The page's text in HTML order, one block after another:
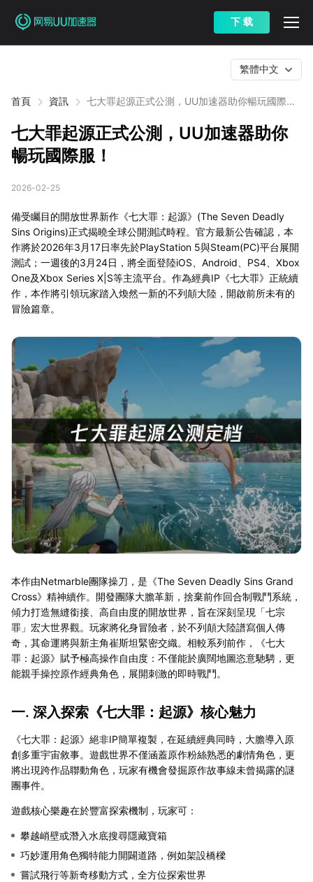
下 载
首頁 資訊
七大罪起源正式公測，UU加速器助你暢玩國際
繁體中文
七大罪起源正式公測，UU加速器助你
暢玩國際服！
2026-02-25
備受矚目的開放世界新作《七大罪：起源》(The Seven Deadly
Sins Origins)正式揭曉全球公開測試時程。官方最新公告確認，本
作將於2026年3月17日率先於PlayStation 5與Steam(PC)平台展開
測試；一週後的3月24日，將全面登陸iOS、Android、PS4、Xbox
One及Xbox Series X|S等主流平台。作為經典IP《七大罪》正統續
作，本作將引領玩家踏入煥然一新的不列顛大陸，開啟前所未有的
冒險篇章。
本作由Netmarble團隊操刀，是《The Seven Deadly Sins Grand
Cross》精神續作。開發團隊大膽革新，捨棄前作回合制戰鬥系統，
傾力打造無縫銜接、高自由度的開放世界，旨在深刻呈現「七宗
罪」宏大世界觀。玩家將化身冒險者，於不列顛大陸譜寫個人傳
奇，其命運將與新主角崔斯坦緊密交織。相較系列前作，《七大
罪：起源》賦予極高操作自由度：不僅能於廣闊地圖恣意馳騁，更
能親手操控原作經典角色，展開刺激的即時戰鬥。
一. 深入探索《七大罪：起源》核心魅力
《七大罪：起源》絕非IP簡單複製，在延續經典同時，大膽導入原
創多重宇宙敘事。遊戲世界不僅涵蓋原作粉絲熟悉的劇情角色，更
將出現跨作品聯動角色，玩家有機會發掘原作故事線未曾揭露的謎
團事件。
遊戲核心樂趣在於豐富探索機制，玩家可：
攀越峭壁或潛入水底搜尋隱藏寶箱
巧妙運用角色獨特能力開闢道路，例如架設橋樑
嘗試飛行等新奇移動方式，全方位探索世界